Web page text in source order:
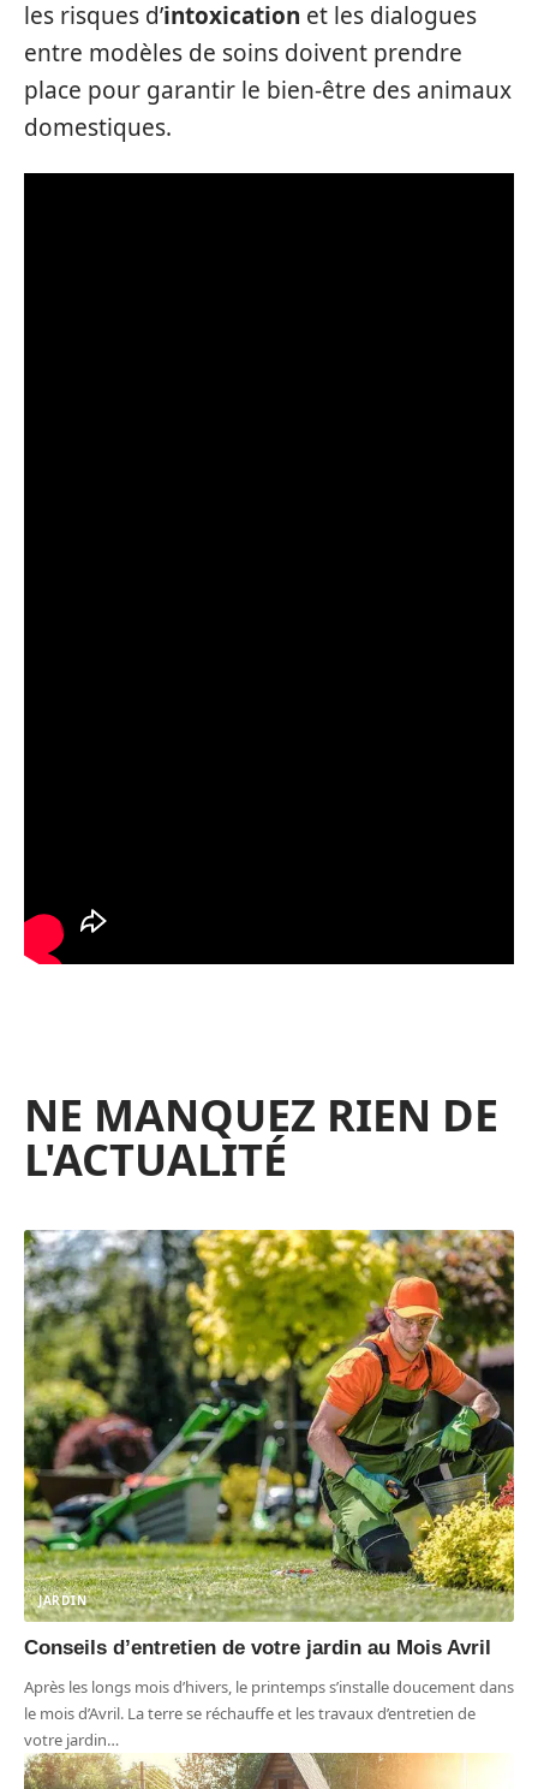
les risques d’intoxication et les dialogues
entre modèles de soins doivent prendre
place pour garantir le bien-être des animaux
domestiques.
NE MANQUEZ RIEN DE
L'ACTUALITÉ
JARDIN
Conseils d’entretien de votre jardin au Mois Avril
Après les longs mois d’hivers, le printemps s’installe doucement dans
le mois d’Avril. La terre se réchauffe et les travaux d’entretien de
votre jardin…